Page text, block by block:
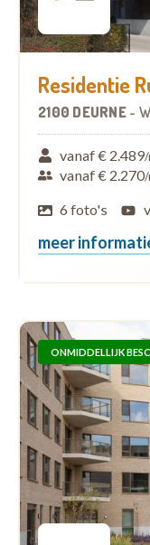
Residentie
2100 DEURNE -
vanaf € 2.489
vanaf € 2.270
6 foto's
meer
ONMIDDELLIJK